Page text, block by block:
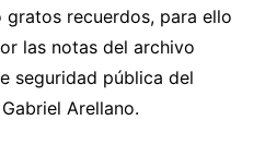
gratos recuerdos, para ello
las notas del archivo
seguridad pública del
Arellano.